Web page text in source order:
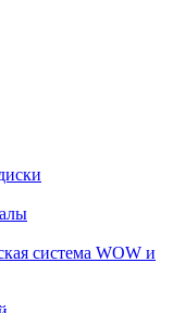
система WOW и